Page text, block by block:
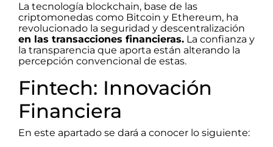
La tecnología blockchain, base de las
criptomonedas como Bitcoin y Ethereum, ha
revolucionado la seguridad y descentralización
en las transacciones financieras. La confianza y
la transparencia que aporta están alterando la
percepción convencional de estas.
Fintech: Innovación
Financiera
En este apartado se dará a conocer lo siguiente: